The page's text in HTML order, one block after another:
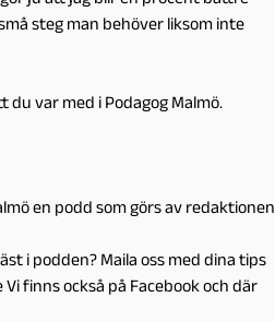
steg man behöver liksom inte
var med i Podagog Malmö.
en podd som görs av redaktionen
i podden? Maila oss med dina tips
finns också på Facebook och där